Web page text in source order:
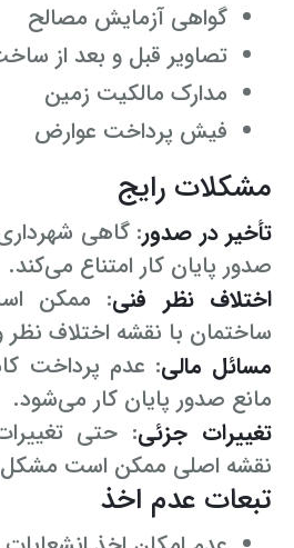
گواهی آزمایش مصالح
تصاویر قبل و بعد از
مدارک مالکیت زمین
فیش پرداخت عوارض
مشکلات رایج
تأخیر در صدور: گاهی
صدور پایان کار امتناع می‌کند.
اختلاف نظر فنی: ممکن
ساختمان با نقشه اختلاف
مسائل مالی: عدم پرداخت
مانع صدور پایان کار می‌شود.
تغییرات جزئی: حتی
نقشه اصلی ممکن است مشکل
تبعات عدم اخذ